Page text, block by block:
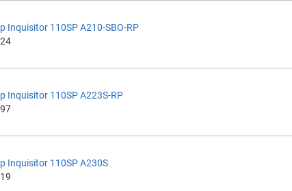
Inquisitor 110SP A210-SBO-RP
Inquisitor 110SP A223S-RP
Inquisitor 110SP A230S